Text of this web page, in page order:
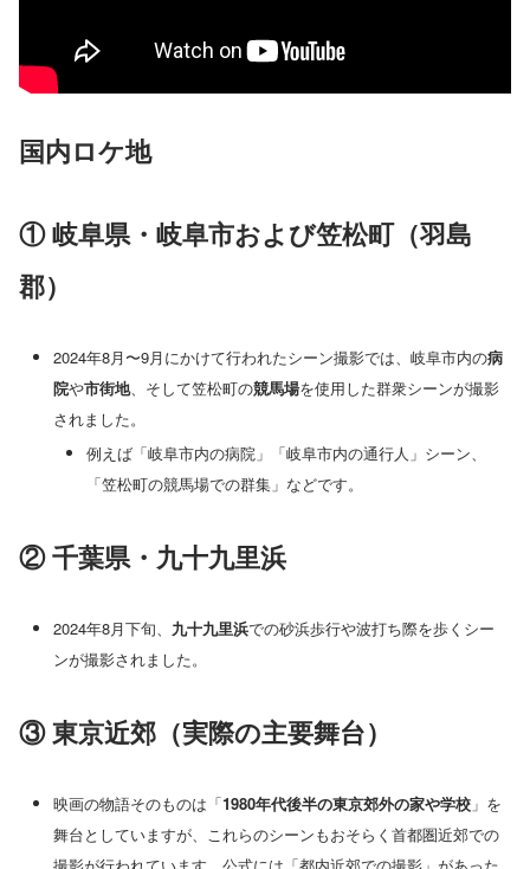
国内ロケ地
① 岐阜県・岐阜市および笠松町（羽島
郡）
2024年8月〜9月にかけて行われたシーン撮影では、岐阜市内の病
院や市街地、そして笠松町の競馬場を使用した群衆シーンが撮影
されました。
例えば「岐阜市内の病院」「岐阜市内の通行人」シーン、
「笠松町の競馬場での群集」などです。
② 千葉県・九十九里浜
2024年8月下旬、 九十九里浜での砂浜歩行や波打ち際を歩くシー
ンが撮影されました。
③ 東京近郊（実際の主要舞台）
映画の物語そのものは「1980年代後半の東京郊外の家や学校」を
舞台としていますが、これらのシーンもおそらく首都圏近郊での